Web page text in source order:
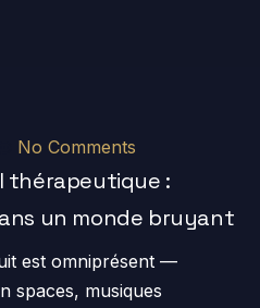
No Comments
thérapeutique :
un monde bruyant
est omniprésent —
spaces, musiques